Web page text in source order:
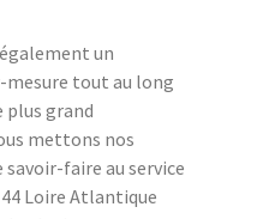
un
tout au long
grand
mettons nos
faire au service
Loire Atlantique